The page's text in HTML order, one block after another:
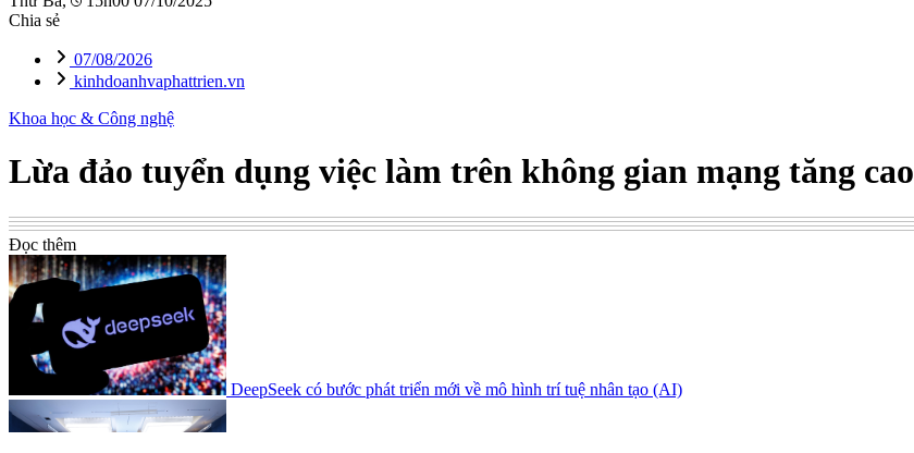
Chia sẻ
07/08/2026
kinhdoanhvaphattrien.vn
Khoa học & Công nghệ
Lừa đảo tuyển dụng việc làm trên không gian mạng tăng cao
Đọc thêm
DeepSeek có bước phát triển mới về mô hình trí tuệ nhân tạo (AI)